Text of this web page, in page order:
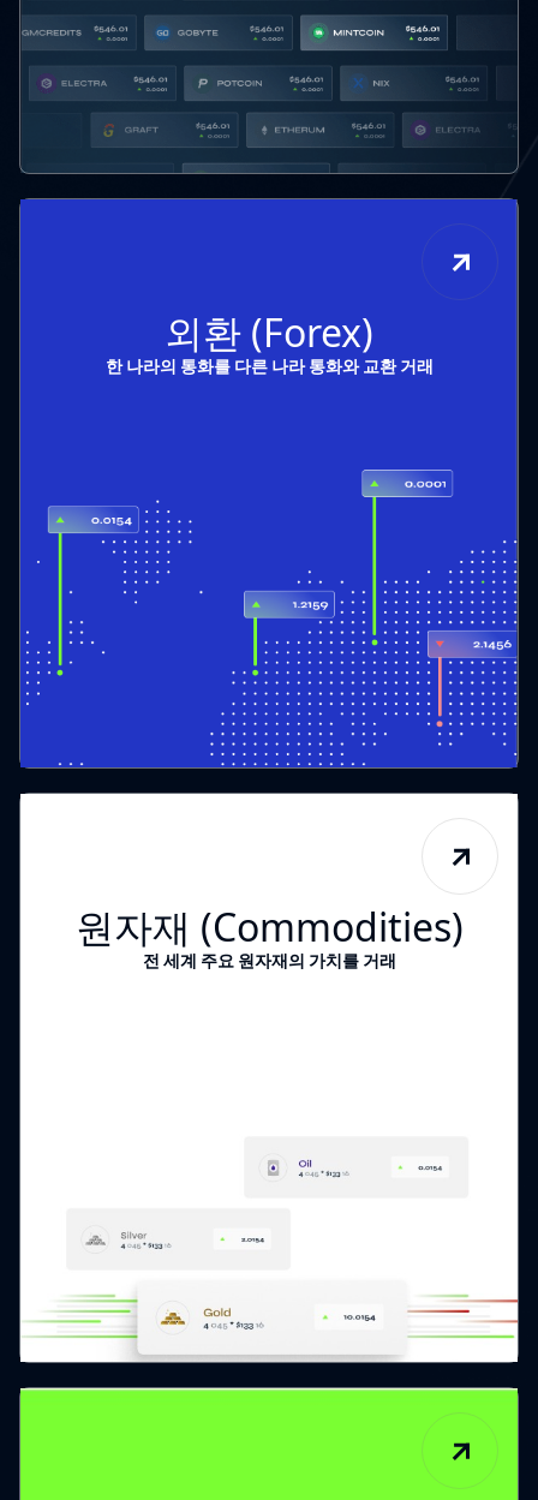
외환 (Forex)
한 나라의 통화를 다른 나라 통화와 교환 거래
원자재 (Commodities)
전 세계 주요 원자재의 가치를 거래